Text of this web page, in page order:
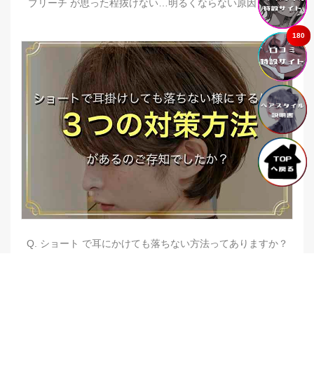
ブリーチ が思った程抜けない…明るくならない原因とは？
Q. ショート で耳にかけても落ちない方法ってありますか？
180